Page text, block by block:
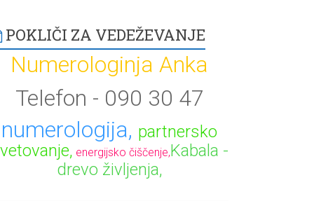
POKLIČI ZA VEDEŽEVANJE
Numerologinja Anka
Telefon - 090 30 47
numerologija, partnersko
energijsko čiščenje,Kabala -
drevo življenja,